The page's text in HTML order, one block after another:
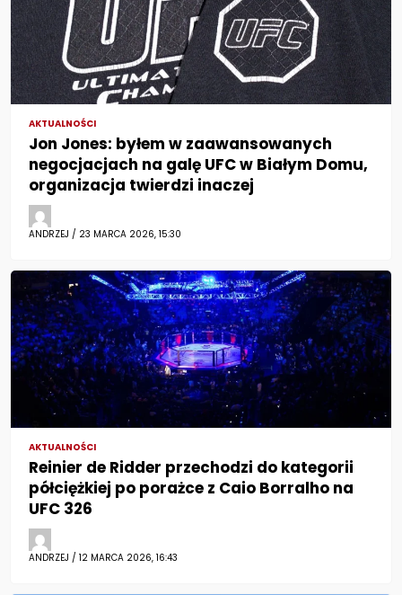
AKTUALNOŚCI
Jon Jones: byłem w zaawansowanych
negocjacjach na galę UFC w Białym Domu,
organizacja twierdzi inaczej
ANDRZEJ / 23 MARCA 2026, 15:30
AKTUALNOŚCI
Reinier de Ridder przechodzi do kategorii
półciężkiej po porażce z Caio Borralho na
UFC 326
ANDRZEJ / 12 MARCA 2026, 16:43